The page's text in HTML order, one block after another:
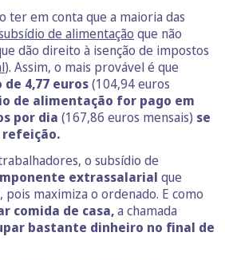
ter em conta que a maioria das
de alimentação que não
dão direito à isenção de impostos
). Assim, o mais provável é que
4,77 euros(104,94 euros
de alimentação for pago em
por dia (167,86 euros mensais) se
o subsídio de
extrassalarial que
maximiza o ordenado. E como
comida de casa,a chamada
bastante dinheiro no final de